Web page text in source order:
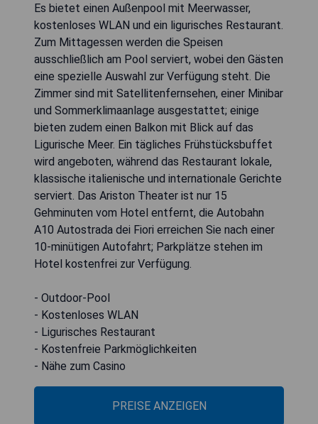
Es bietet einen Außenpool mit Meerwasser,
kostenloses WLAN und ein ligurisches Restaurant.
Zum Mittagessen werden die Speisen
ausschließlich am Pool serviert, wobei den Gästen
eine spezielle Auswahl zur Verfügung steht. Die
Zimmer sind mit Satellitenfernsehen, einer Minibar
und Sommerklimaanlage ausgestattet; einige
bieten zudem einen Balkon mit Blick auf das
Ligurische Meer. Ein tägliches Frühstücksbuffet
wird angeboten, während das Restaurant lokale,
klassische italienische und internationale Gerichte
serviert. Das Ariston Theater ist nur 15
Gehminuten vom Hotel entfernt, die Autobahn
A10 Autostrada dei Fiori erreichen Sie nach einer
10-minütigen Autofahrt; Parkplätze stehen im
Hotel kostenfrei zur Verfügung.
- Outdoor-Pool
- Kostenloses WLAN
- Ligurisches Restaurant
- Kostenfreie Parkmöglichkeiten
- Nähe zum Casino
PREISE ANZEIGEN